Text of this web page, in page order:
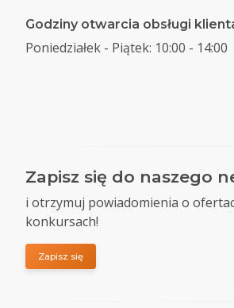
Godziny otwarcia obsługi
Poniedziałek - Piątek: 10:00 - 14:00
Zapisz się do naszego
i otrzymuj powiadomienia o
konkursach!
Zapisz się